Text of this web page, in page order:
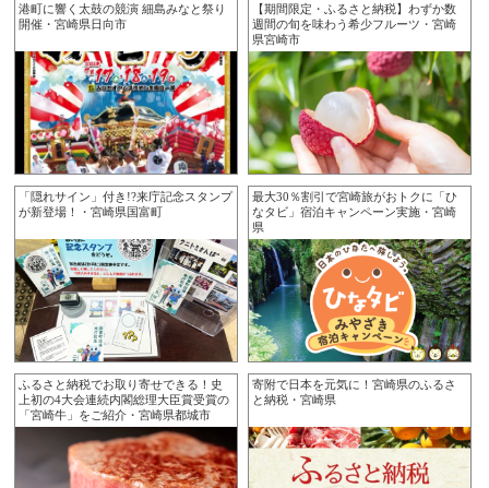
港町に響く太鼓の競演 細島みなと祭り
開催・宮崎県日向市
【期間限定・ふるさと納税】わずか数
週間の旬を味わう希少フルーツ・宮崎
県宮崎市
「隠れサイン」付き!?来庁記念スタンプ
が新登場！・宮崎県国富町
最大30％割引で宮崎旅がおトクに「ひ
なタビ」宿泊キャンペーン実施・宮崎
県
ふるさと納税でお取り寄せできる！史
上初の4大会連続内閣総理大臣賞受賞の
「宮崎牛」をご紹介・宮崎県都城市
寄附で日本を元気に！宮崎県のふるさ
と納税・宮崎県